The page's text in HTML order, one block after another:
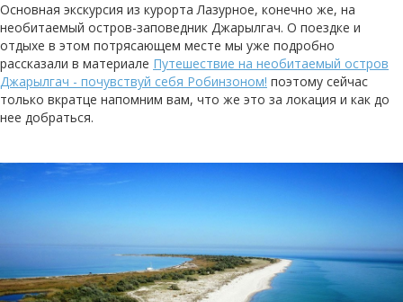
Основная экскурсия из курорта Лазурное, конечно же, на
необитаемый остров-заповедник Джарылгач. О поездке и
отдыхе в этом потрясающем месте мы уже подробно
рассказали в материале Путешествие на необитаемый остров
Джарылгач - почувствуй себя Робинзоном! поэтому сейчас
только вкратце напомним вам, что же это за локация и как до
нее добраться.